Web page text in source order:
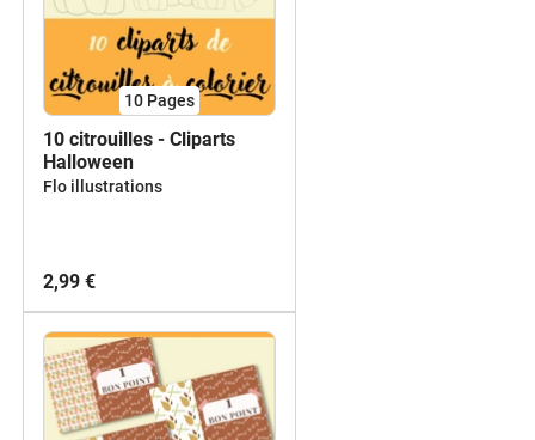
10 Pages
10 citrouilles - Cliparts
Halloween
Flo illustrations
2,99 €